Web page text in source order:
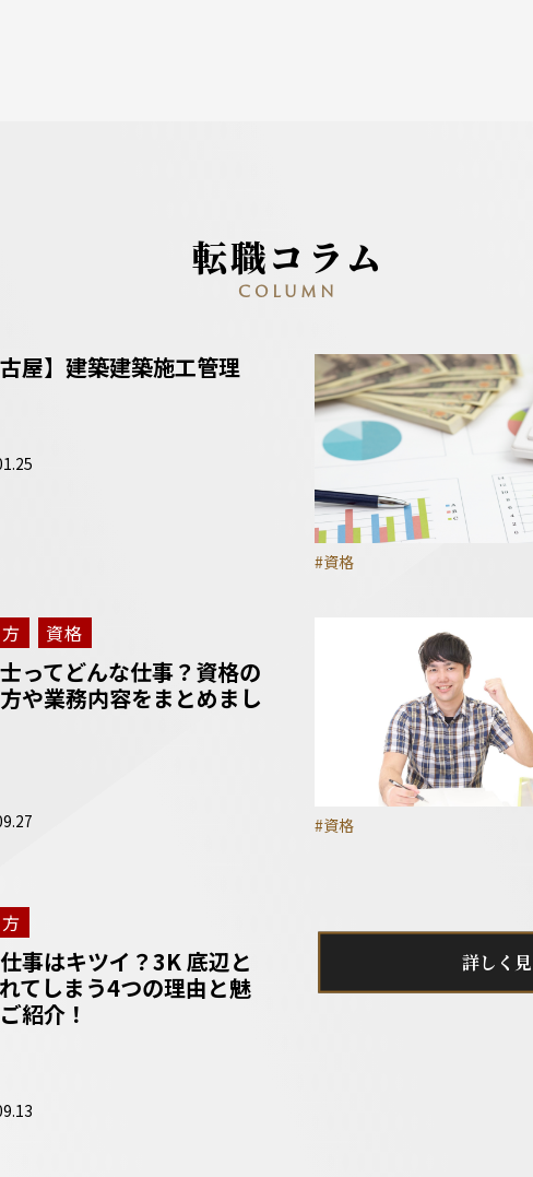
転職コラム
COLUMN
古屋】建築建築施工管理
#資格
資格
ってどんな仕事？資格の
や業務内容をまとめまし
#資格
事はキツイ？3K 底辺と
てしまう4つの理由と魅
紹介！
詳しく